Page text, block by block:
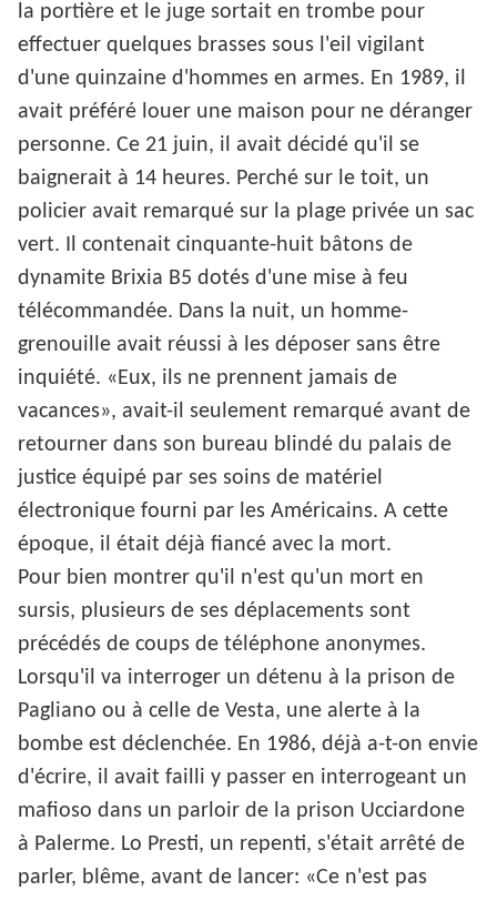
la portière et le juge sortait en trombe pour
effectuer quelques brasses sous l'eil vigilant
d'une quinzaine d'hommes en armes. En 1989, il
avait préféré louer une maison pour ne déranger
personne. Ce 21 juin, il avait décidé qu'il se
baignerait à 14 heures. Perché sur le toit, un
policier avait remarqué sur la plage privée un sac
vert. Il contenait cinquante-huit bâtons de
dynamite Brixia B5 dotés d'une mise à feu
télécommandée. Dans la nuit, un homme-
grenouille avait réussi à les déposer sans être
inquiété. «Eux, ils ne prennent jamais de
vacances», avait-il seulement remarqué avant de
retourner dans son bureau blindé du palais de
justice équipé par ses soins de matériel
électronique fourni par les Américains. A cette
époque, il était déjà fiancé avec la mort.
Pour bien montrer qu'il n'est qu'un mort en
sursis, plusieurs de ses déplacements sont
précédés de coups de téléphone anonymes.
Lorsqu'il va interroger un détenu à la prison de
Pagliano ou à celle de Vesta, une alerte à la
bombe est déclenchée. En 1986, déjà a-t-on envie
d'écrire, il avait failli y passer en interrogeant un
mafioso dans un parloir de la prison Ucciardone
à Palerme. Lo Presti, un repenti, s'était arrêté de
parler, blême, avant de lancer: «Ce n'est pas